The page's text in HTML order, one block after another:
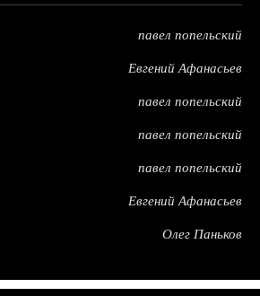
павел попельский
Евгений Афанасьев
павел попельский
павел попельский
павел попельский
Евгений Афанасьев
Олег Паньков